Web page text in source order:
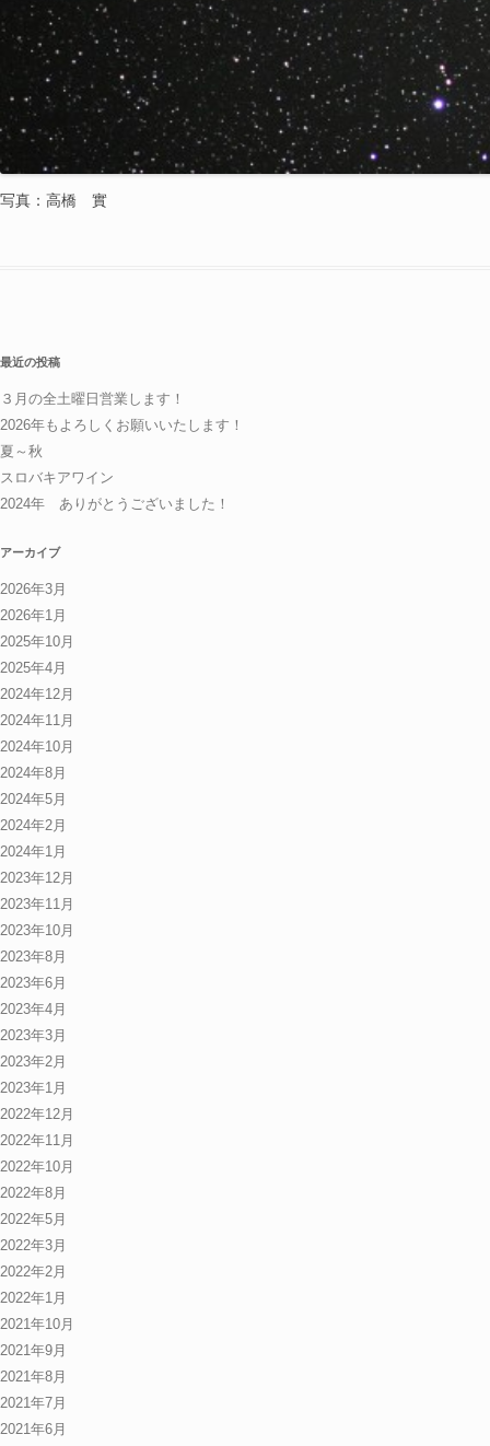
写真：高橋 實
最近の投稿
３月の全土曜日営業します！
2026年もよろしくお願いいたします！
夏～秋
スロバキアワイン
2024年 ありがとうございました！
アーカイブ
2026年3月
2026年1月
2025年10月
2025年4月
2024年12月
2024年11月
2024年10月
2024年8月
2024年5月
2024年2月
2024年1月
2023年12月
2023年11月
2023年10月
2023年8月
2023年6月
2023年4月
2023年3月
2023年2月
2023年1月
2022年12月
2022年11月
2022年10月
2022年8月
2022年5月
2022年3月
2022年2月
2022年1月
2021年10月
2021年9月
2021年8月
2021年7月
2021年6月